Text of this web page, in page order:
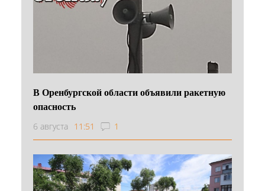
В Оренбургской области объявили ракетную
опасность
6 августа 11:51 1